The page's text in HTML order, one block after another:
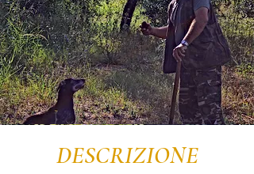
DESCRIZIONE